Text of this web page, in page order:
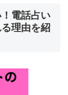
電話占い
理由を紹